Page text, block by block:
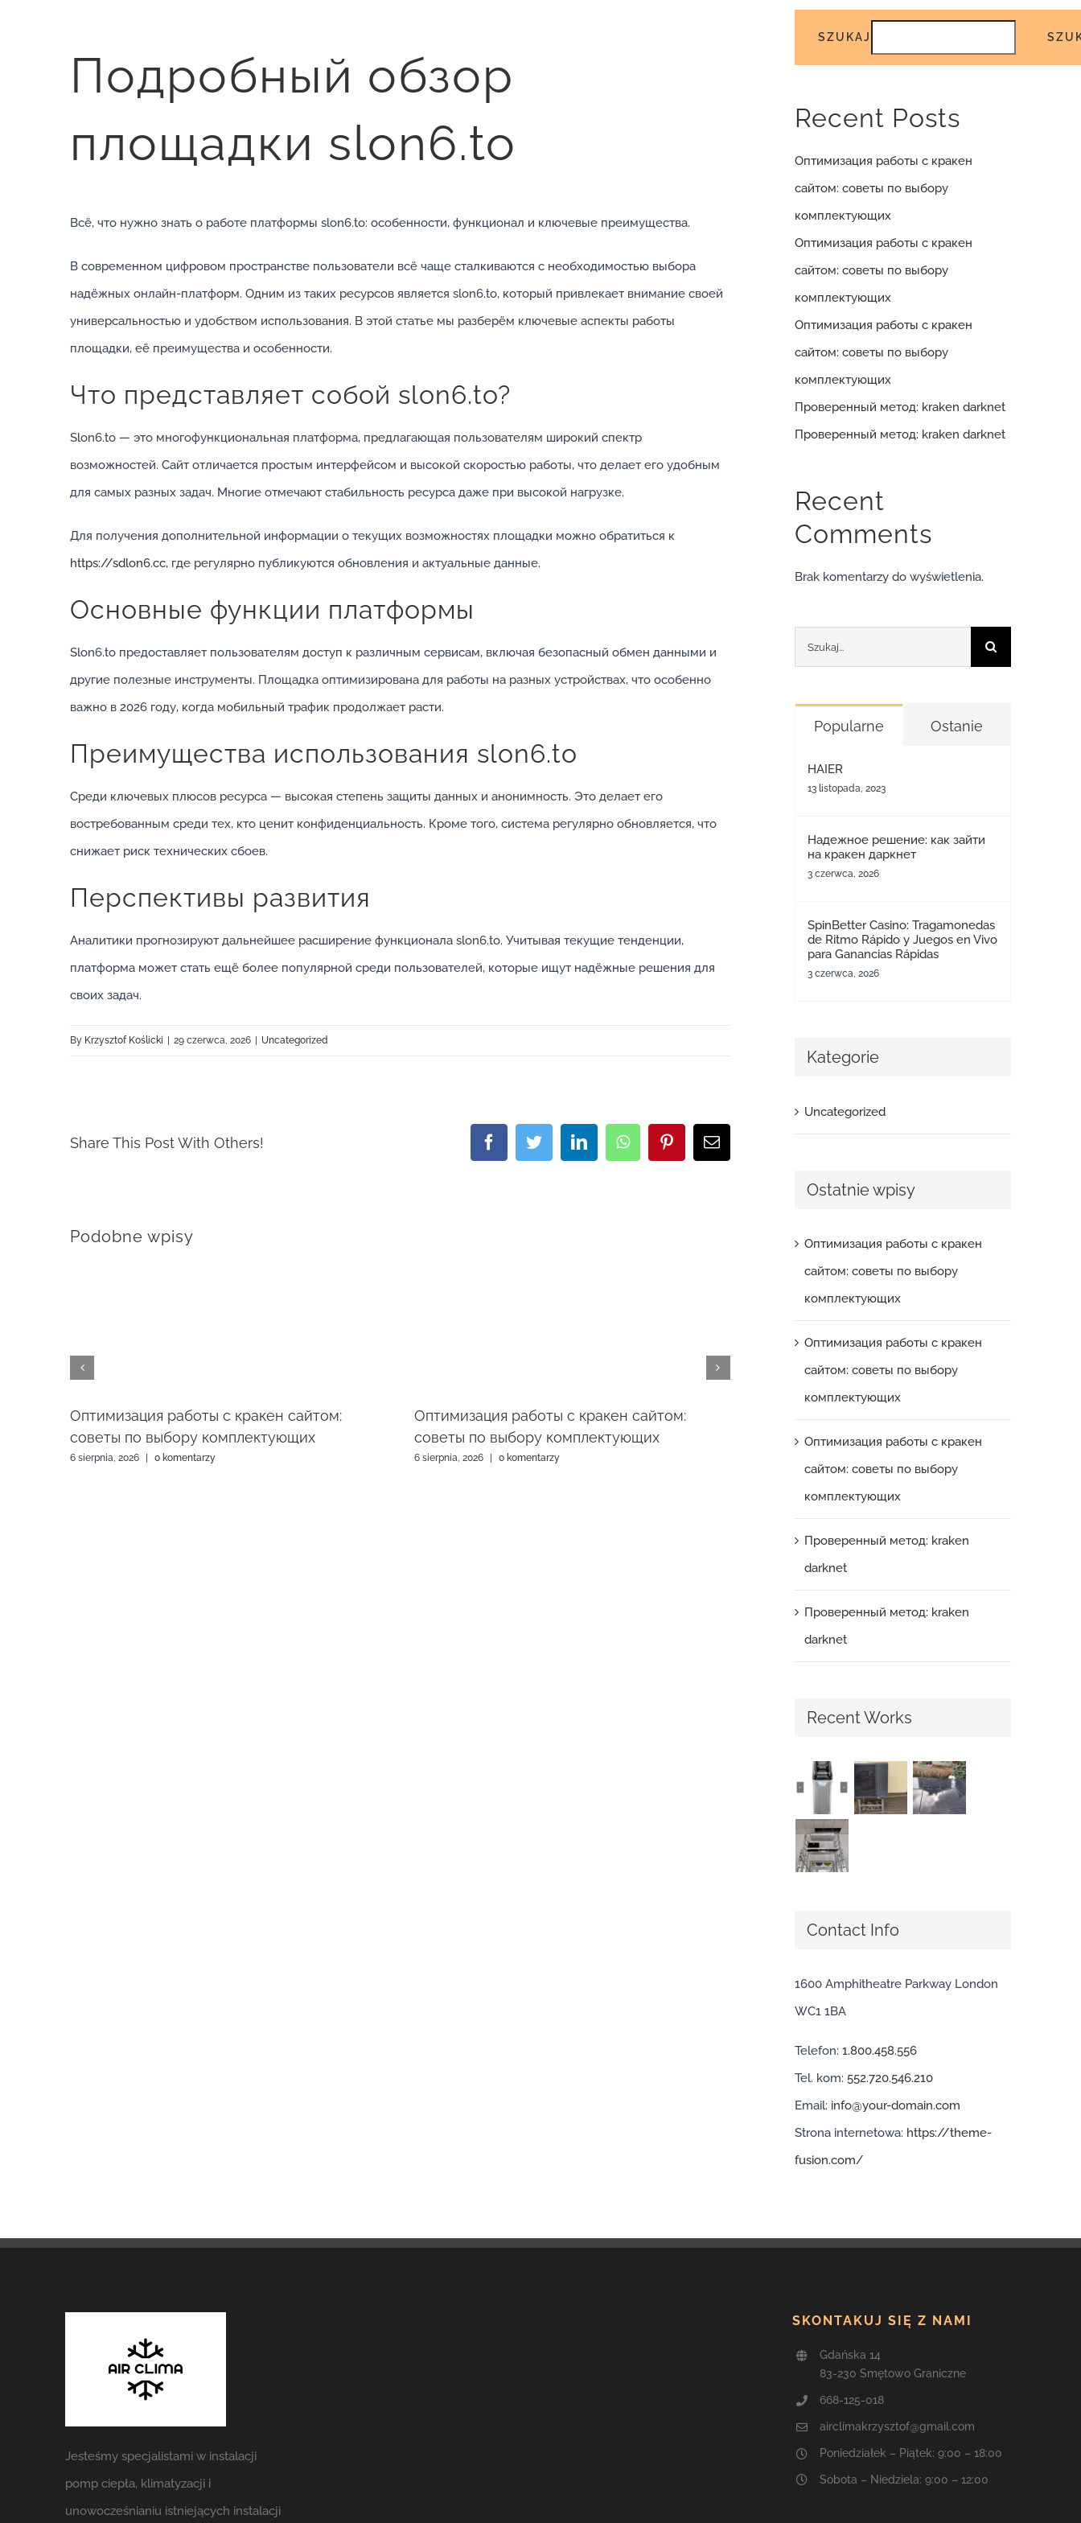
Подробный обзор
площадки slon6.to
Всё, что нужно знать о работе платформы slon6.to: особенности, функционал и ключевые преимущества.
В современном цифровом пространстве пользователи всё чаще сталкиваются с необходимостью выбора
надёжных онлайн-платформ. Одним из таких ресурсов является slon6.to, который привлекает внимание своей
универсальностью и удобством использования. В этой статье мы разберём ключевые аспекты работы
площадки, её преимущества и особенности.
Что представляет собой slon6.to?
Slon6.to — это многофункциональная платформа, предлагающая пользователям широкий спектр
возможностей. Сайт отличается простым интерфейсом и высокой скоростью работы, что делает его удобным
для самых разных задач. Многие отмечают стабильность ресурса даже при высокой нагрузке.
Для получения дополнительной информации о текущих возможностях площадки можно обратиться к
https://sdlon6.cc, где регулярно публикуются обновления и актуальные данные.
Основные функции платформы
Slon6.to предоставляет пользователям доступ к различным сервисам, включая безопасный обмен данными и
другие полезные инструменты. Площадка оптимизирована для работы на разных устройствах, что особенно
важно в 2026 году, когда мобильный трафик продолжает расти.
Преимущества использования slon6.to
Среди ключевых плюсов ресурса — высокая степень защиты данных и анонимность. Это делает его
востребованным среди тех, кто ценит конфиденциальность. Кроме того, система регулярно обновляется, что
снижает риск технических сбоев.
Перспективы развития
Аналитики прогнозируют дальнейшее расширение функционала slon6.to. Учитывая текущие тенденции,
платформа может стать ещё более популярной среди пользователей, которые ищут надёжные решения для
своих задач.
By Krzysztof Koślicki 29 czerwca, 2026 Uncategorized
Share This Post With Others! FacebookTwitterLinkedInWhatsAppPinterestEmail
Podobne wpisy
Оптимизация работы с кракен сайтом:
советы по выбору комплектующих
6 sierpnia, 2026 | 0 komentarzy
Оптимизация работы с кракен сайтом:
советы по выбору комплектующих
6 sierpnia, 2026 | 0 komentarzy
советы по выбору комплектующих
SZUKAJ
Recent Posts
Оптимизация работы с кракен
сайтом: советы по выбору
комплектующих
Оптимизация работы с кракен
сайтом: советы по выбору
комплектующих
Оптимизация работы с кракен
сайтом: советы по выбору
комплектующих
Проверенный метод: kraken darknet
Проверенный метод: kraken darknet
Recent
Comments
Brak komentarzy do wyświetlenia.
Szukaj
Popularne Ostanie
HAIER
13 listopada, 2023
Надежное решение: как зайти
на кракен даркнет
3 czerwca, 2026
SpinBetter Casino: Tragamonedas
de Ritmo Rápido y Juegos en Vivo
para Ganancias Rápidas
3 czerwca, 2026
Kategorie
Uncategorized
Ostatnie wpisy
Оптимизация работы с кракен
сайтом: советы по выбору
комплектующих
Оптимизация работы с кракен
сайтом: советы по выбору
комплектующих
Оптимизация работы с кракен
сайтом: советы по выбору
комплектующих
Проверенный метод: kraken
darknet
Проверенный метод: kraken
darknet
Recent Works
Contact Info
1600 Amphitheatre Parkway London
WC1 1BA
Telefon: 1.800.458.556
Tel. kom: 552.720.546.210
Email: info@your-domain.com
Strona internetowa: https://theme-
fusion.com/
Jesteśmy specjalistami w instalacji
pomp ciepła, klimatyzacji i
unowocześnianiu istniejących instalacji
SKONTAKUJ SIĘ Z NAMI
Gdańska 14
83-230 Smętowo Graniczne
668-125-018
airclimakrzysztof@gmail.com
Poniedziałek – Piątek: 9:00 – 18:00
Sobota – Niedziela: 9:00 – 12:00